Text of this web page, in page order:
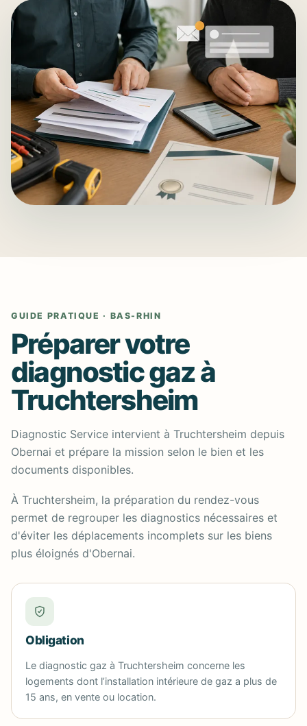
GUIDE PRATIQUE · BAS-RHIN
Préparer votre
diagnostic gaz à
Truchtersheim
Diagnostic Service intervient à Truchtersheim depuis
Obernai et prépare la mission selon le bien et les
documents disponibles.
À Truchtersheim, la préparation du rendez-vous
permet de regrouper les diagnostics nécessaires et
d'éviter les déplacements incomplets sur les biens
plus éloignés d'Obernai.
Obligation
Le diagnostic gaz à Truchtersheim concerne les
logements dont l’installation intérieure de gaz a plus de
15 ans, en vente ou location.